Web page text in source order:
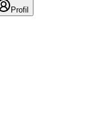
Profil